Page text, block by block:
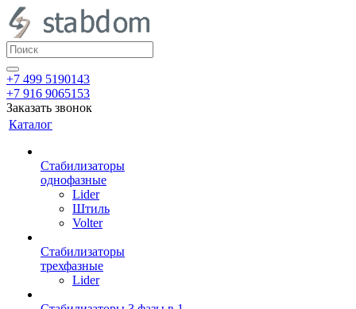
+7 499 5190143
+7 916 9065153
Заказать звонок
Каталог
Стабилизаторы
однофазные
Lider
Штиль
Volter
Стабилизаторы
трехфазные
Lider